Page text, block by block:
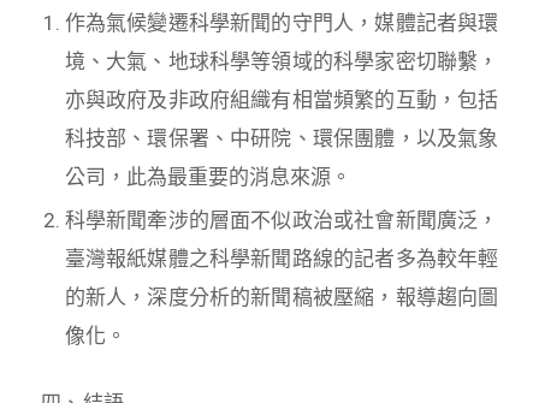
作為氣候變遷科學新聞的守門人，媒體記者與環
境、大氣、地球科學等領域的科學家密切聯繫，
亦與政府及非政府組織有相當頻繁的互動，包括
科技部、環保署、中研院、環保團體，以及氣象
公司，此為最重要的消息來源。
科學新聞牽涉的層面不似政治或社會新聞廣泛，
臺灣報紙媒體之科學新聞路線的記者多為較年輕
的新人，深度分析的新聞稿被壓縮，報導趨向圖
像化。